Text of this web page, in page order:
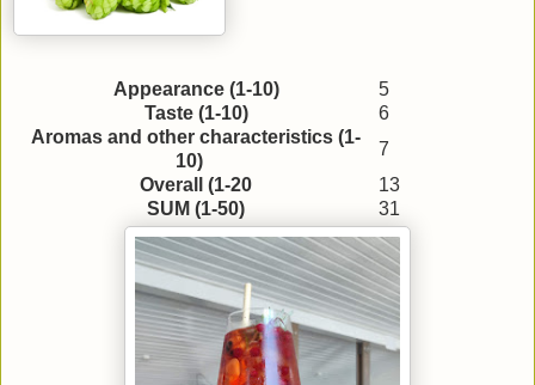
Appearance (1-10)
5
Taste (1-10)
6
Aromas and other characteristics (1-
10)
7
Overall (1-20
13
SUM (1-50)
31